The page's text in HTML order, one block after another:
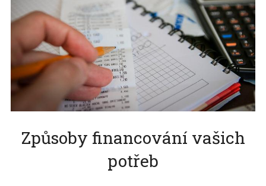
Způsoby financování vašich
potřeb